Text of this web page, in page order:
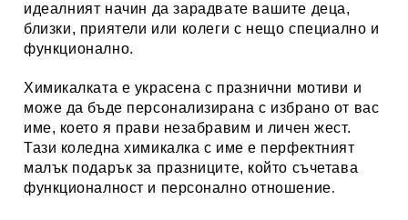
идеалният начин да зарадвате вашите деца,
близки, приятели или колеги с нещо специално и
функционално.
Химикалката е украсена с празнични мотиви и
може да бъде персонализирана с избрано от вас
име, което я прави незабравим и личен жест.
Тази коледна химикалка с име е перфектният
малък подарък за празниците, който съчетава
функционалност и персонално отношение.